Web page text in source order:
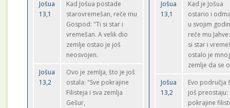
Jošua
13,1
Kad Jošua postade
starovremešan, reče mu
Gospod: "Ti si star i
vremešan. A velik dio
zemlje ostao je još
neosvojen.
Jošua
13,2
Ovo je zemlja, što je još
ostala: "Sve pokrajine
Filisteja i sva zemlja
Gešur,
Jošua
13,1
Kad je Jošua
ostario i
u svojim
reče mu
si star i
ostalo je
zemlje da se
Jošua
13,2
Evo područja
još preostaju:
pokrajine